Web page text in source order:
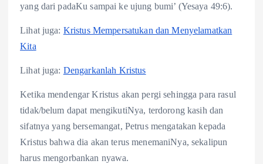
yang dari padaKu sampai ke ujung bumi’ (Yesaya 49:6).
Lihat juga: Kristus Mempersatukan dan Menyelamatkan
Kita
Lihat juga: Dengarkanlah Kristus
Ketika mendengar Kristus akan pergi sehingga para rasul
tidak/belum dapat mengikutiNya, terdorong kasih dan
sifatnya yang bersemangat, Petrus mengatakan kepada
Kristus bahwa dia akan terus menemaniNya, sekalipun
harus mengorbankan nyawa.